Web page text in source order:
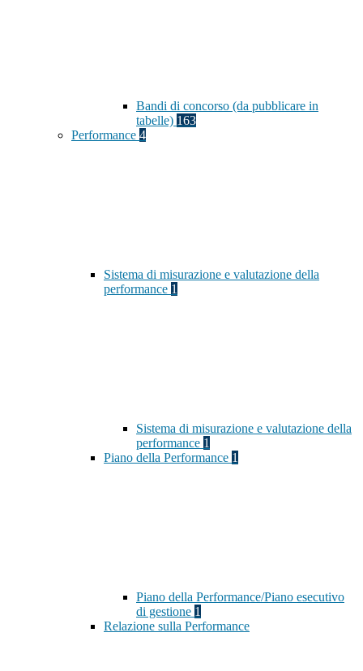
Bandi di concorso (da pubblicare in
tabelle) 163
Performance 4
Sistema di misurazione e valutazione della
performance 1
Sistema di misurazione e valutazione della
performance 1
Piano della Performance 1
Piano della Performance/Piano esecutivo
di gestione 1
Relazione sulla Performance